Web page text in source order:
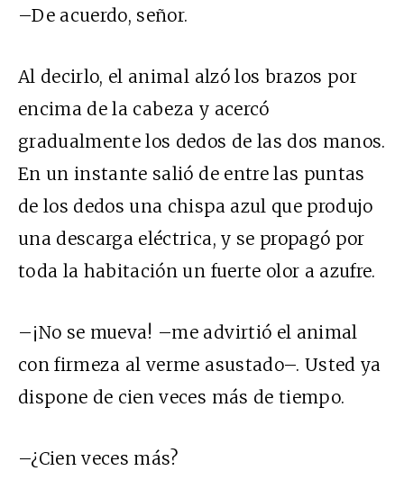
–De acuerdo, señor.
Al decirlo, el animal alzó los brazos por
encima de la cabeza y acercó
gradualmente los dedos de las dos manos.
En un instante salió de entre las puntas
de los dedos una chispa azul que produjo
una descarga eléctrica, y se propagó por
toda la habitación un fuerte olor a azufre.
–¡No se mueva! –me advirtió el animal
con firmeza al verme asustado–. Usted ya
dispone de cien veces más de tiempo.
–¿Cien veces más?